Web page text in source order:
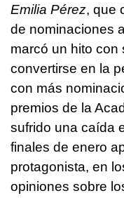
Emilia Pérez, que
de nominaciones
marcó un hito con
convertirse en la
con más
premios de la
sufrido una caída
finales de enero
protagonista, en
opiniones sobre